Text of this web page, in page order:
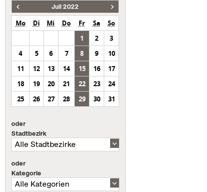
Juli 2022
Mo Di Mi Do Fr Sa
So
1
2
3
4
5 6 7 8 9
10
11
12 13 14 15 16
17
18
19 20 21 22 23
24
25
26 27 28 29 30 31
oder
Stadtbezirk
oder
Kategorie